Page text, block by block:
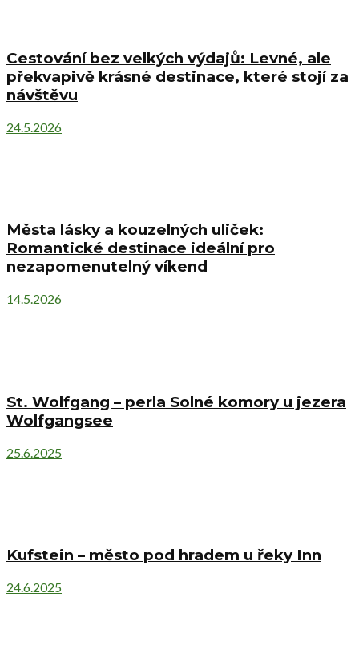
Cestování bez velkých výdajů: Levné, ale
překvapivě krásné destinace, které stojí za
návštěvu
24.5.2026
Města lásky a kouzelných uliček:
Romantické destinace ideální pro
nezapomenutelný víkend
14.5.2026
St. Wolfgang – perla Solné komory u jezera
Wolfgangsee
25.6.2025
Kufstein – město pod hradem u řeky Inn
24.6.2025